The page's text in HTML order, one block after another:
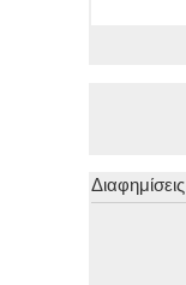
Διαφημίσεις